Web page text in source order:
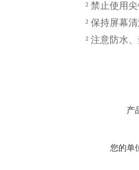
² 禁止使用
² 保持屏幕
² 注意防水
产
您的单